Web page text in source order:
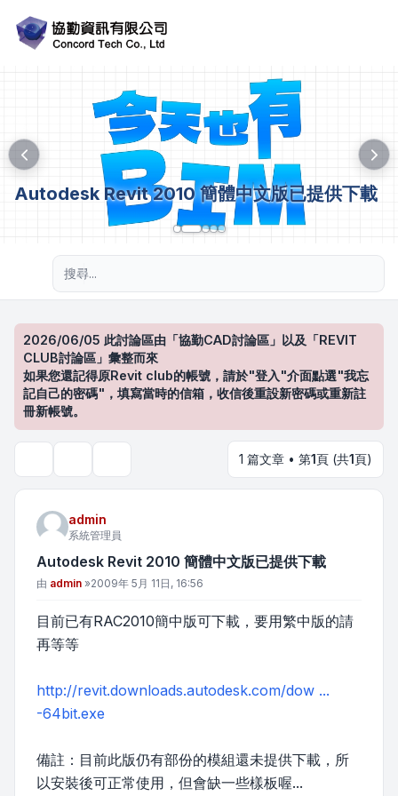
Autodesk Revit 2010 簡體中文版已提供下載
2026/06/05 此討論區由「協勤CAD討論區」以及「REVIT
CLUB討論區」彙整而來
如果您還記得原Revit club的帳號，請於"登入"介面點選"我忘
記自己的密碼"，填寫當時的信箱，收信後重設新密碼或重新註
冊新帳號。
1 篇文章 • 第1頁 (共1頁)
admin
系統管理員
Autodesk Revit 2010 簡體中文版已提供下載
文章
由 admin »2009年 5月 11日, 16:56
目前已有RAC2010簡中版可下載，要用繁中版的請
再等等
http://revit.downloads.autodesk.com/dow ...
-64bit.exe
備註：目前此版仍有部份的模組還未提供下載，所
以安裝後可正常使用，但會缺一些樣板喔...